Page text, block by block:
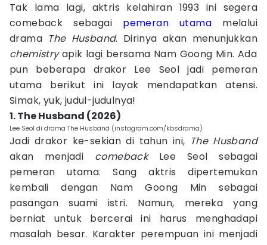
Tak lama lagi, aktris kelahiran 1993 ini segera
comeback sebagai pemeran utama melalui
drama The Husband. Dirinya akan menunjukkan
chemistryapik lagi bersama Nam Goong Min. Ada
pun beberapa drakor Lee Seol jadi pemeran
utama berikut ini layak mendapatkan atensi.
Simak, yuk, judul-judulnya!
1. The Husband (2026)
Lee Seol di drama The Husband (instagram.com/kbsdrama)
Jadi drakor ke-sekian di tahun ini, The Husband
akan menjadi comebackLee Seol sebagai
pemeran utama. Sang aktris dipertemukan
kembali dengan Nam Goong Min sebagai
pasangan suami istri. Namun, mereka yang
berniat untuk bercerai ini harus menghadapi
masalah besar. Karakter perempuan ini menjadi